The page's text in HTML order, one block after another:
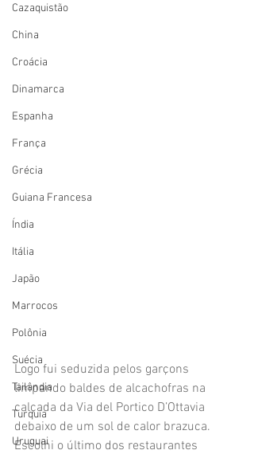
Cazaquistão
China
Croácia
Dinamarca
Espanha
França
Grécia
Guiana Francesa
Índia
Itália
Japão
Marrocos
Polônia
Suécia
Tailândia
Turquia
Uruguai
Logo fui seduzida pelos garçons
limpando baldes de alcachofras na
calçada da Via del Portico D’Ottavia
debaixo de um sol de calor brazuca.
Escolhi o último dos restaurantes